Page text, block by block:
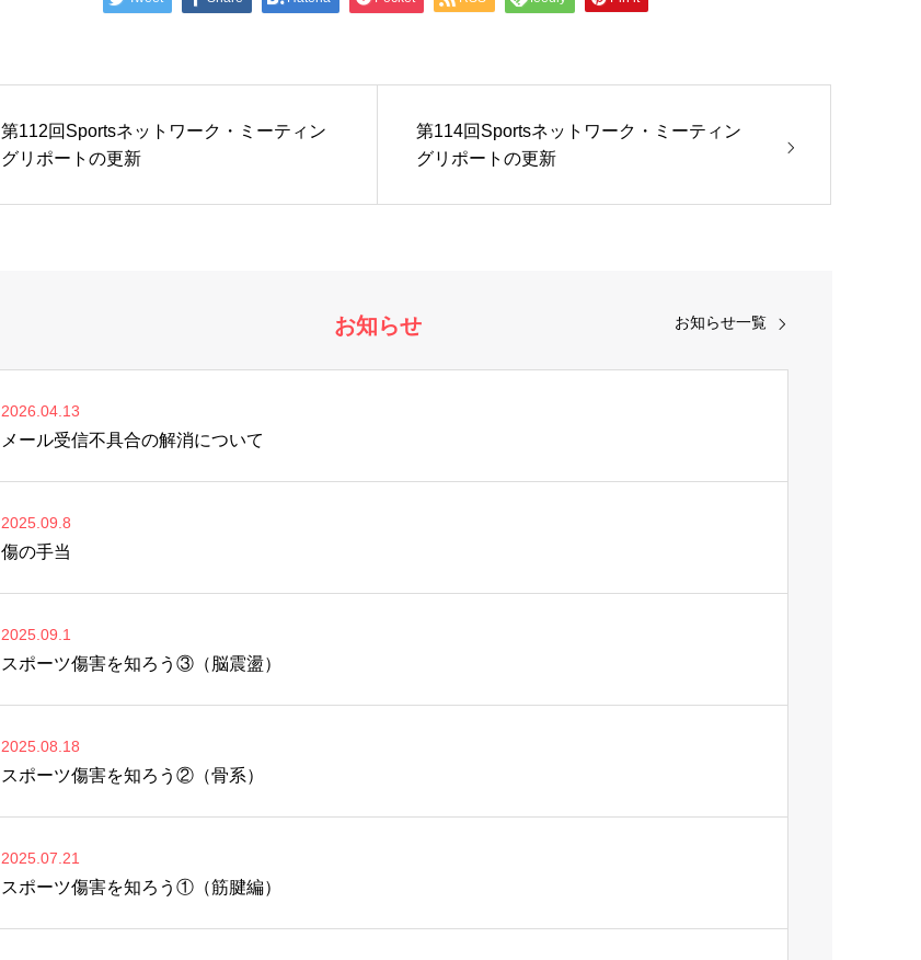
第112回Sportsネットワーク・ミーティン
グリポートの更新
第114回Sportsネットワーク・ミーティン
グリポートの更新
お知らせ
2026.04.13
メール受信不具合の解消について
2025.09.8
傷の手当
2025.09.1
スポーツ傷害を知ろう③（脳震盪）
2025.08.18
スポーツ傷害を知ろう②（骨系）
2025.07.21
スポーツ傷害を知ろう①（筋腱編）
お知らせ一覧